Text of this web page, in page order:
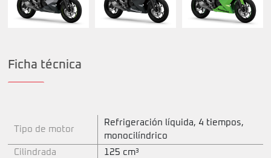
Ficha técnica
Tipo de motor
Refrigeración líquida, 4 tiempos,
monocilíndrico
Cilindrada
125 cm³